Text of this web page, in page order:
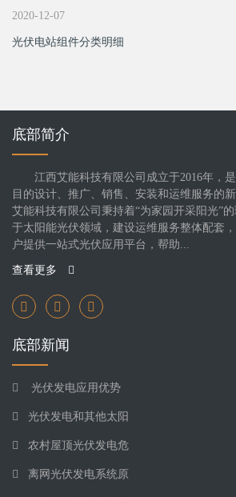
2020-12-07
光伏电站组件分类明细
底部简介
江西艾能科技有限公司成立于2016年，是
目的设计、推广、销售、安装和运维服务的
艾能科技有限公司秉持着“为家园开采阳光”
于太阳能光伏领域，建设运维服务整体配套
户提供一站式光伏应用平台，帮助...
查看更多
底部新闻
光伏发电应用优势
光伏发电和其他太阳
农村屋顶光伏发电危
离网光伏发电系统原